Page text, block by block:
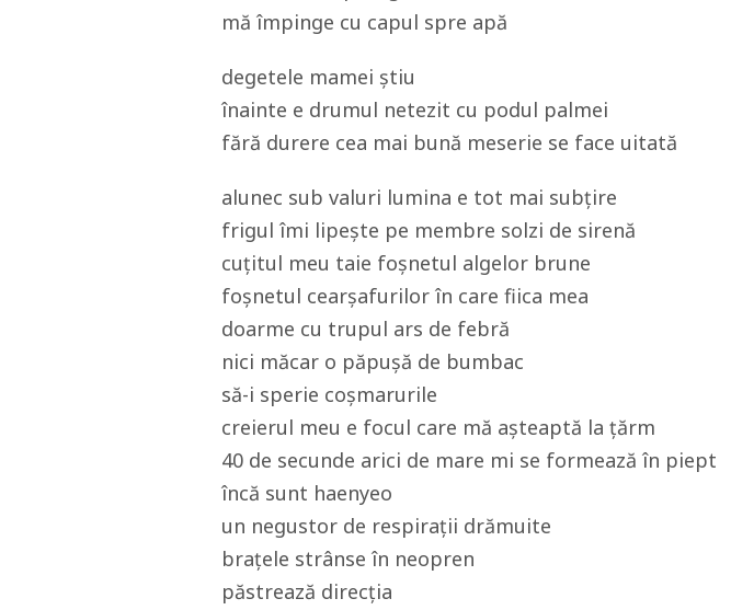
mă împinge cu capul spre apă
degetele mamei știu
înainte e drumul netezit cu podul palmei
fără durere cea mai bună meserie se face uitată
alunec sub valuri lumina e tot mai subțire
frigul îmi lipește pe membre solzi de sirenă
cuțitul meu taie foșnetul algelor brune
foșnetul cearșafurilor în care fiica mea
doarme cu trupul ars de febră
nici măcar o păpușă de bumbac
să-i sperie coșmarurile
creierul meu e focul care mă așteaptă la țărm
40 de secunde arici de mare mi se formează în piept
încă sunt haenyeo
un negustor de respirații drămuite
brațele strânse în neopren
păstrează direcția